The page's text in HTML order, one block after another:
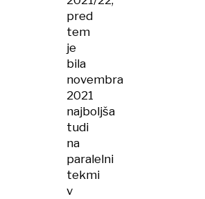
pred
tem
je
bila
novembra
2021
najboljša
tudi
na
paralelni
tekmi
v